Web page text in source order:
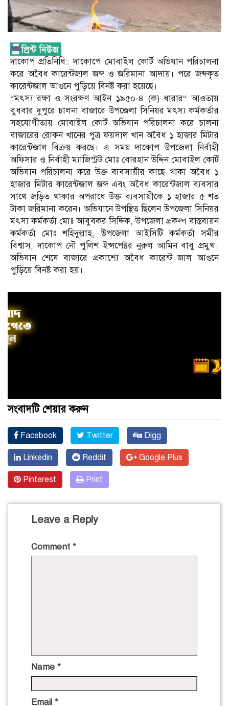
দাকোপ প্রতিনিধি:: দাকোপে মোবাইল কোর্ট অভিযান পরিচালনা
করে অবৈধ কারেন্টজাল জব্দ ও জরিমানা আদায়। পরে জব্দকৃত
কারেন্টজাল আগুনে পুড়িয়ে বিনষ্ট করা হয়েছে।
“মৎস্য রক্ষা ও সংরক্ষণ আইন ১৯৫০-৪ (ক) ধারার“ আওতায়
বুধবার দুপুরে চালনা বাজারে উপজেলা সিনিয়র মৎস্য কর্মকর্তার
সহযোগীতায় মোবাইল কোর্ট অভিযান পরিচালনা করে চালনা
বাজারের রোকন খানের পুত্র ফয়সাল খান অবৈধ ১ হাজার মিটার
কারেন্টজাল বিক্রয় করছে। এ সময় দাকোপ উপজেলা নির্বাহী
অফিসার ও নির্বাহী ম্যাজিস্ট্রট মোঃ বোরহান উদ্দিন মোবাইল কোর্ট
অভিযান পরিচালনা করে উক্ত ব্যবসায়ীর কাছে থাকা অবৈধ ১
হাজার মিটার কারেন্টজাল জব্দ এবং অবৈধ কারেন্টজাল ব্যবসার
সাথে জড়িত থাকার অপরাধে উক্ত ব্যবসায়ীকে ১ হাজার ৫ শত
টাকা জরিমানা করেন। অভিযানে উপস্থিত ছিলেন উপজেলা সিনিয়র
মৎস্য কর্মকর্তা মোঃ আবুবকর সিদ্দিক, উপজেলা প্রকল্প বাস্তবায়ন
কর্মকর্তা মোঃ শহিদুল্লাহ, উপজেলা আইসিটি কর্মকর্তা সমীর
বিশ্বাস, দাকোপ নৌ পুলিশ ইন্সপেক্টর নুরুল আমিন বাবু প্রমুখ।
অভিযান শেষে বাজারে প্রকাশ্যে অবৈধ কারেন্ট জাল আগুনে
পুড়িয়ে বিনষ্ট করা হয়।
সংবাদটি শেয়ার করুন
Facebook Twitter Digg
Linkedin Reddit Google Plus
Pinterest Print
Leave a Reply
Comment *
Name *
Email *